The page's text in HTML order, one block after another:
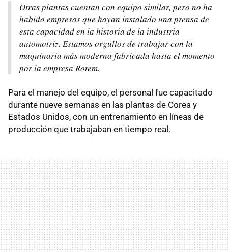
Otras plantas cuentan con equipo similar, pero no ha
habido empresas que hayan instalado una prensa de
esta capacidad en la historia de la industria
automotriz. Estamos orgullos de trabajar con la
maquinaria más moderna fabricada hasta el momento
por la empresa Rotem.
Para el manejo del equipo, el personal fue capacitado
durante nueve semanas en las plantas de Corea y
Estados Unidos, con un entrenamiento en líneas de
producción que trabajaban en tiempo real.